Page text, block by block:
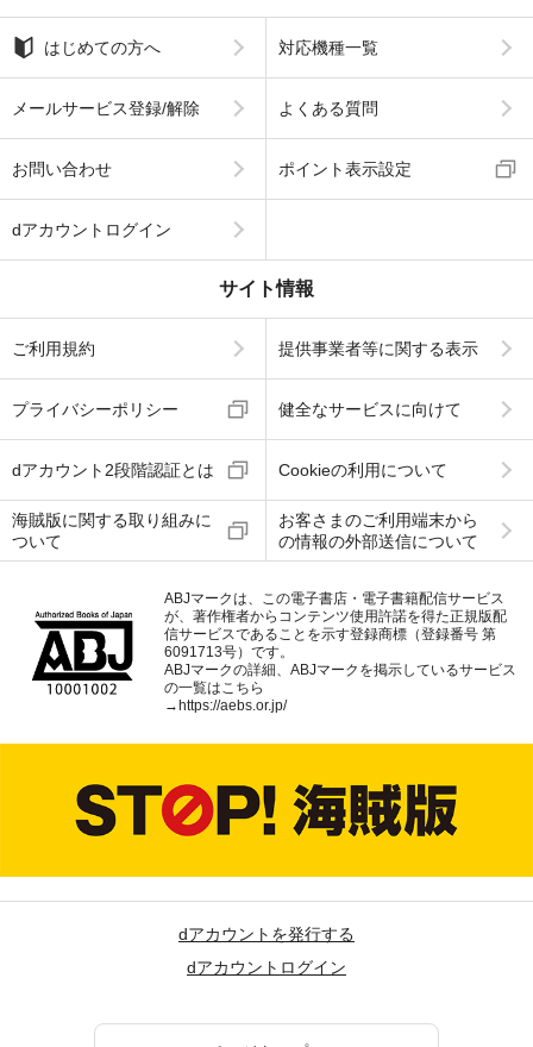
はじめての方へ 対応機種一覧
メールサービス登録/解除 よくある質問
お問い合わせ ポイント表示設定
dアカウントログイン
サイト情報
ご利用規約 提供事業者等に関する表示
プライバシーポリシー 健全なサービスに向けて
dアカウント2段階認証とは Cookieの利用について
海賊版に関する取り組みに
ついて
お客さまのご利用端末から
の情報の外部送信について
ABJマークは、この電子書店・電子書籍配信サービス
が、著作権者からコンテンツ使用許諾を得た正規版配
信サービスであることを示す登録商標（登録番号 第
6091713号）です。
ABJマークの詳細、ABJマークを掲示しているサービス
の一覧はこちら
→ https://aebs.or.jp/
dアカウントを発行する
dアカウントログイン